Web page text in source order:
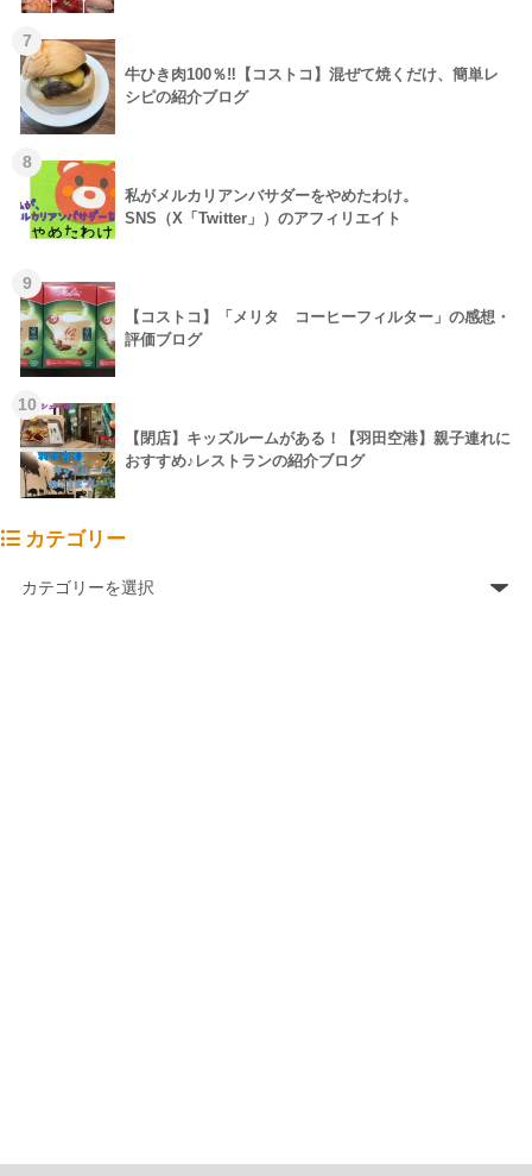
7
牛ひき肉100％‼【コストコ】混ぜて焼くだけ、簡単レ
シピの紹介ブログ
8
私がメルカリアンバサダーをやめたわけ。
SNS（X「Twitter」）のアフィリエイト
9
【コストコ】「メリタ コーヒーフィルター」の感想・
評価ブログ
10
【閉店】キッズルームがある！【羽田空港】親子連れに
おすすめ♪レストランの紹介ブログ
カテゴリー